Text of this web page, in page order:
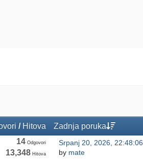
/ Hitova
Zadnja poruka
14Odgovori
13,348Hitova
Srpanj 20, 2026, 22:48:06
by mate